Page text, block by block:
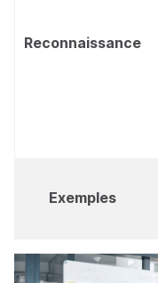
Reconnaissance
Exemples